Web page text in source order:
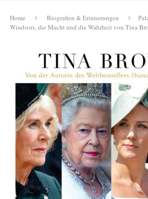
Home Biografien & Erinnerungen
Windsors, die Macht und die Wahrheit von Tina